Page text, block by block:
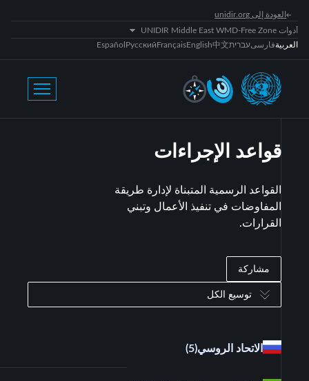
العودة إلى unidir.org
أدوات UNIDIR Middle East WMD-Free Zone
العربيةفارسیעברית中文
English
Français
Русский
Español
قواعد الإجراءات
القواعد الرسمية المتبناة لإدارة طريقة
المفاوضات في تنفيذ الأعمال وتبني
القرارات.
مشاركة
توسيع الكل
الاتحاد الروسي(5)